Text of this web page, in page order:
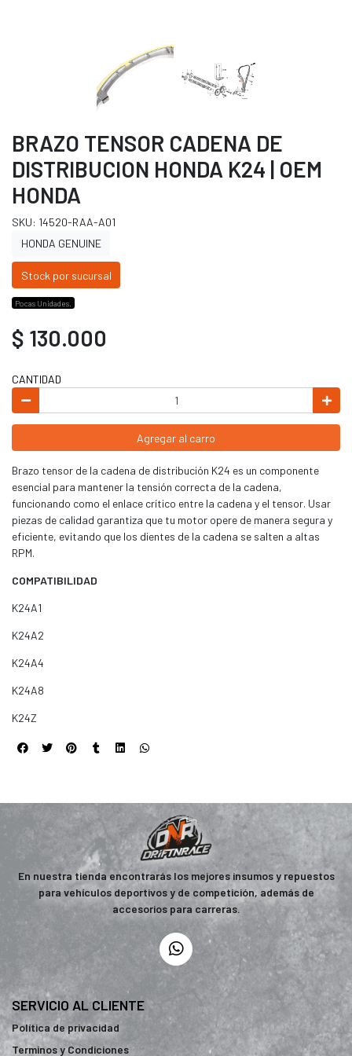
BRAZO TENSOR CADENA DE
DISTRIBUCION HONDA K24 | OEM
HONDA
SKU: 14520-RAA-A01
HONDA GENUINE
Stock por sucursal
Pocas Unidades.
$ 130.000
CANTIDAD
Agregar al carro
Brazo tensor de la cadena de distribución K24 es un componente
esencial para mantener la tensión correcta de la cadena,
funcionando como el enlace crítico entre la cadena y el tensor. Usar
piezas de calidad garantiza que tu motor opere de manera segura y
eficiente, evitando que los dientes de la cadena se salten a altas
RPM.
COMPATIBILIDAD
K24A1
K24A2
K24A4
K24A8
K24Z
En nuestra tienda encontrarás los mejores insumos y repuestos
para vehículos deportivos y de competición, además de
accesorios para carreras.
SERVICIO AL CLIENTE
Política de privacidad
Terminos y Condiciones